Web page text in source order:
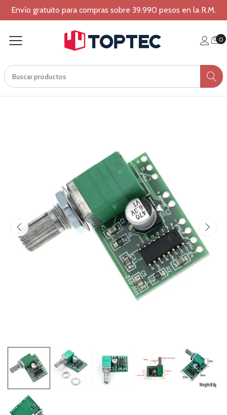
Envío gratuito para compras sobre 39.990 pesos en la R.M.
0